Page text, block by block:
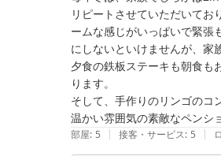
リピートさせていただいて
ームな感じがいっぱいで緊張
にしないといけませんが、家
夕食の鉄板ステーキも朝食も
ります。
そして、手作りのリンゴのコ
温かい雰囲気の素敵なペンシ
部屋: 5 | 接客・サービス: 5 |